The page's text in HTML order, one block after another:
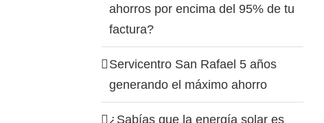
ahorros por encima del 95% de tu
factura?
Servicentro San Rafael 5 años
generando el máximo ahorro
¿Sabías que la energía solar es